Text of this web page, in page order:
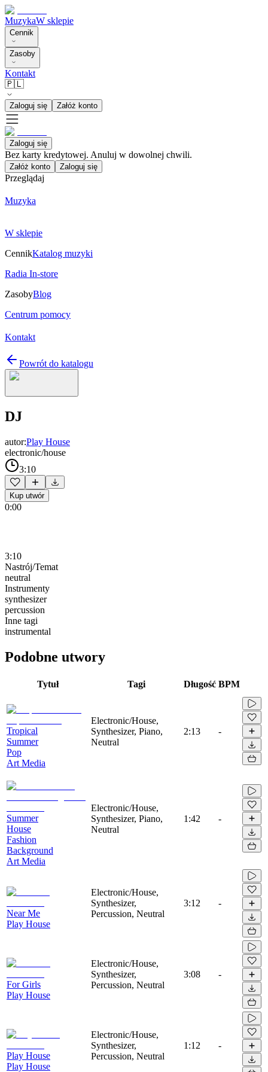
MuzykaW sklepie
Cennik
Zasoby
Kontakt
🇵🇱
Zaloguj się Załóż konto
Zaloguj się
Bez karty kredytowej. Anuluj w dowolnej chwili.
Załóż konto Zaloguj się
Przeglądaj
Muzyka
W sklepie
CennikKatalog muzyki
Radia In-store
ZasobyBlog
Centrum pomocy
Kontakt
Powrót do katalogu
DJ
autor:Play House
electronic/house
3:10
Kup utwór
0:00
3:10
Nastrój/Temat
neutral
Instrumenty
synthesizer
percussion
Inne tagi
instrumental
Podobne utwory
Tytuł Tagi Długość BPM
Tropical
Summer
Pop
Art Media
Electronic/House,
Synthesizer, Piano,
Neutral
2:13 -
Summer
House
Fashion
Background
Art Media
Electronic/House,
Synthesizer, Piano,
Neutral
1:42 -
Near Me
Play House
Electronic/House,
Synthesizer,
Percussion, Neutral
3:12 -
For Girls
Play House
Electronic/House,
Synthesizer,
Percussion, Neutral
3:08 -
Play House
Play House
Electronic/House,
Synthesizer,
Percussion, Neutral
1:12 -